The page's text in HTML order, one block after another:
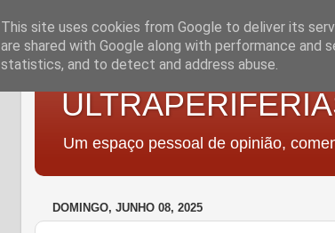
Um espaço pessoal de opinião,
DOMINGO, JUNHO 08, 2025
This site uses cookies from Google to deliver its
are shared with Google along with performance
statistics, and to detect and address abuse.